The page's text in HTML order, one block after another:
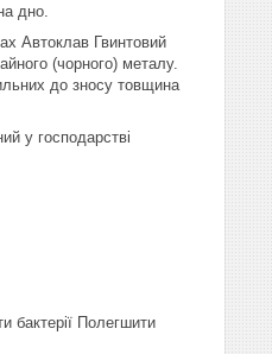
дно.
Автоклав Гвинтовий
(чорного) металу.
до зносу товщина
у господарстві
бактерії Полегшити